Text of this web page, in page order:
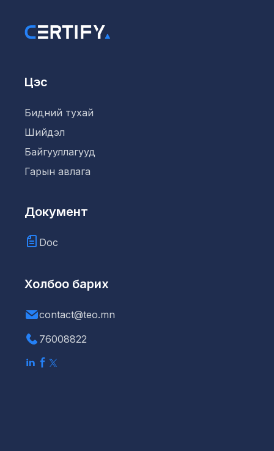
Цэс
Бидний тухай
Шийдэл
Байгууллагууд
Гарын авлага
Документ
Doc
Холбоо барих
contact@teo.mn
76008822